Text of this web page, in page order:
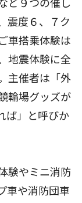
ど９つの催し
震度６、７ク
車搭乗体験は
地震体験に全
主催者は「外
輪場グッズが
ば」と呼びか
験やミニ消防
車や消防団車